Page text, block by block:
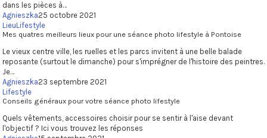
dans les pièces à…
Agnieszka25 octobre 2021
LieuLifestyle
Mes quatres meilleurs lieux pour une séance photo lifestyle à Pontoise
Le vieux centre ville, les ruelles et les parcs invitent à une belle balade
reposante (surtout le dimanche) pour s'imprégner de l'histoire des peintres.
Je…
Agnieszka23 septembre 2021
Lifestyle
Conseils généraux pour votre séance photo lifestyle
Quels vêtements, accessoires choisir pour se sentir à l'aise devant
l'objectif ? Ici vous trouvez les réponses